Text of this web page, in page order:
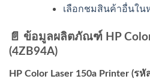
เลือกชมสินค้าอื่นใน
📄 ข้อมูลผลิตภัณฑ์ HP
(4ZB94A)
HP Color Laser 150a Printer (ร